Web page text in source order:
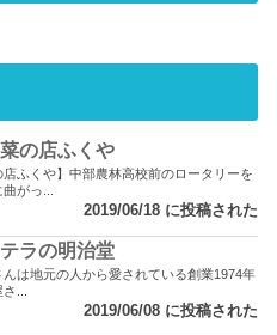
の店ふくや
店ふくや】中部農林高校前のロータリーを
がっ...
2019/06/18 に投稿された
ラの明治堂
は地元の人から愛されている創業1974年
...
2019/06/08 に投稿された